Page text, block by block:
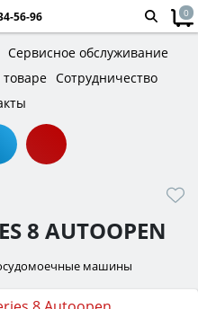
56-96 0
Сервисное обслуживание
Сотрудничество
8 AUTOOPEN
машины